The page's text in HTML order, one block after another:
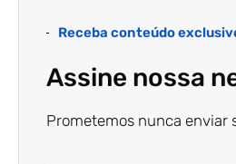
Receba conteúdo
Assine nossa
Prometemos nunca enviar